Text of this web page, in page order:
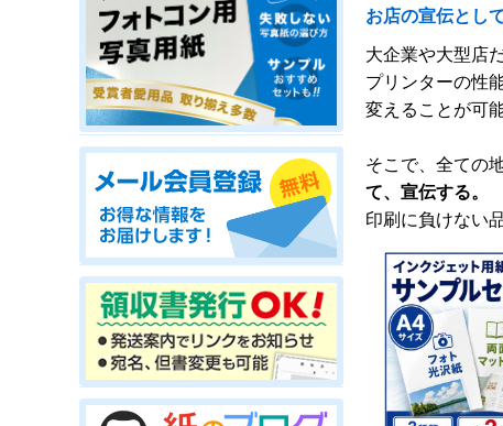
お店の宣伝とし
大企業や大型店
プリンターの性
変えることが可
そこで、全ての
て、宣伝する。
印刷に負けない